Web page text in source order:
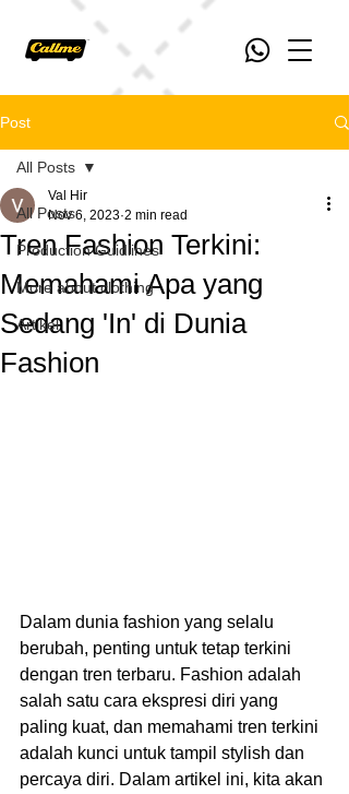
Post
All Posts
Production Guidlines
More about clothing
Artikel
All Posts
Tren Fashion Terkini:
Memahami Apa yang
Sedang 'In' di Dunia
Fashion
Val Hir
Nov 6, 2023 2 min read
Dalam dunia fashion yang selalu
berubah, penting untuk tetap terkini
dengan tren terbaru. Fashion adalah
salah satu cara ekspresi diri yang
paling kuat, dan memahami tren terkini
adalah kunci untuk tampil stylish dan
percaya diri. Dalam artikel ini, kita akan